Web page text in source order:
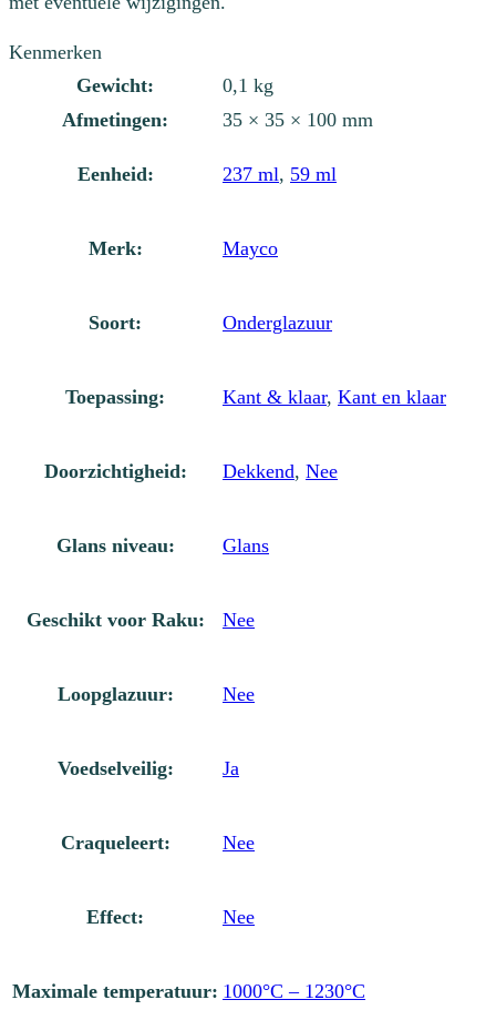
Kenmerken
Gewicht:
0,1 kg
Afmetingen:
35 × 35 × 100 mm
Eenheid: 237 ml, 59 ml
Merk: Mayco
Soort: Onderglazuur
Toepassing: Kant & klaar, Kant en klaar
Doorzichtigheid: Dekkend, Nee
Glans niveau: Glans
Geschikt voor Raku: Nee
Loopglazuur: Nee
Voedselveilig: Ja
Craqueleert: Nee
Effect: Nee
Maximale temperatuur: 1000°C – 1230°C